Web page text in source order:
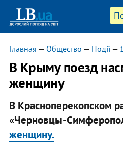
Главная — Общество — Події—
В Крыму поезд
женщину
В Красноперекопском
«Черновцы-
женщину.